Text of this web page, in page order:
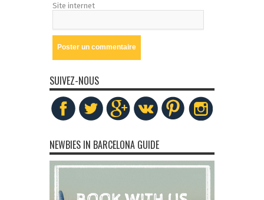
Site internet
SUIVEZ-NOUS
NEWBIES IN BARCELONA GUIDE